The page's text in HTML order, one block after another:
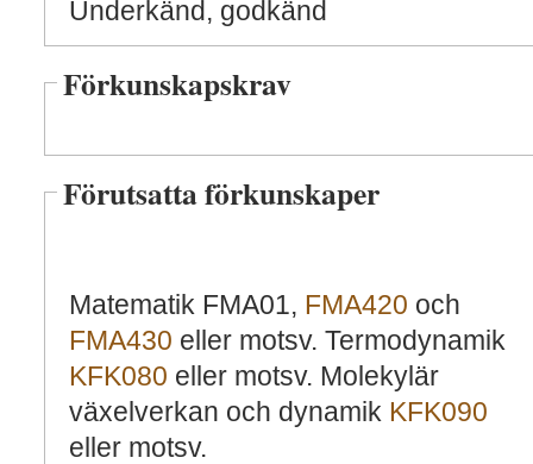
Underkänd, godkänd
Förkunskapskrav
Förutsatta förkunskaper
Matematik FMA01, FMA420 och
FMA430 eller motsv. Termodynamik
KFK080 eller motsv. Molekylär
växelverkan och dynamik KFK090
eller motsv.